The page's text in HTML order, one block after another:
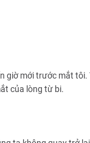
giờ mới trước mắt
của lòng từ bi.